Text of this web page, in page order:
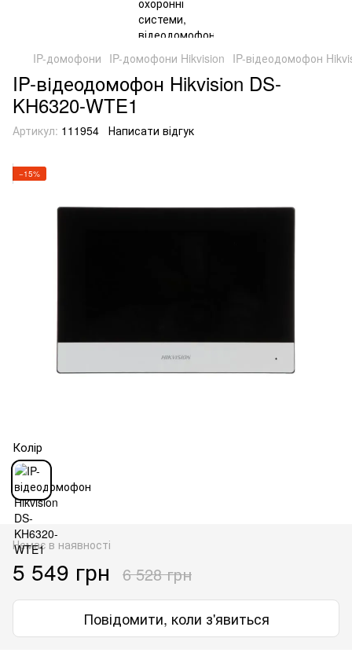
IP-домофони IP-домофони Hikvision IP-відеодомофон
IP-відеодомофон Hikvision DS-
KH6320-WTE1
Артикул: 111954 Написати відгук
−15%
Колір
Немає в наявності
5 549 грн 6 528 грн
Повідомити, коли з'явиться